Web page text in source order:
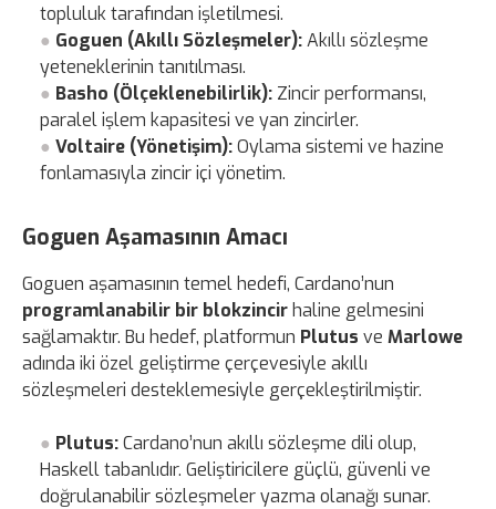
topluluk tarafından işletilmesi.
Goguen (Akıllı Sözleşmeler):Akıllı sözleşme
yeteneklerinin tanıtılması.
Basho (Ölçeklenebilirlik): Zincir performansı,
paralel işlem kapasitesi ve yan zincirler.
Voltaire (Yönetişim):Oylama sistemi ve hazine
fonlamasıyla zincir içi yönetim.
Goguen Aşamasının Amacı
Goguen aşamasının temel hedefi, Cardano’nun
programlanabilir bir blokzincirhaline gelmesini
sağlamaktır. Bu hedef, platformun Plutus ve Marlowe
adında iki özel geliştirme çerçevesiyle akıllı
sözleşmeleri desteklemesiyle gerçekleştirilmiştir.
Plutus:Cardano’nun akıllı sözleşme dili olup,
Haskell tabanlıdır. Geliştiricilere güçlü, güvenli ve
doğrulanabilir sözleşmeler yazma olanağı sunar.